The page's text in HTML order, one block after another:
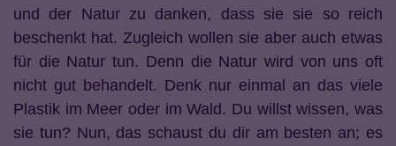
und der Natur zu danken, dass sie sie so reich
beschenkt hat. Zugleich wollen sie aber auch etwas
für die Natur tun. Denn die Natur wird von uns oft
nicht gut behandelt. Denk nur einmal an das viele
Plastik im Meer oder im Wald. Du willst wissen, was
sie tun? Nun, das schaust du dir am besten an; es